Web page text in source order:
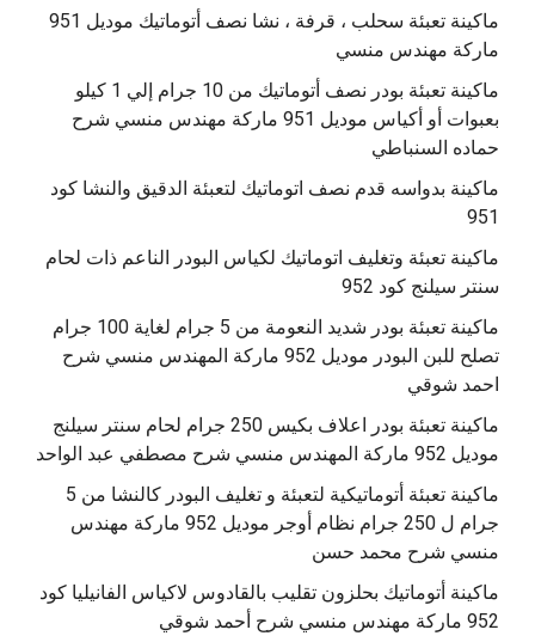
ماكينة تعبئة سحلب ، قرفة ، نشا نصف أتوماتيك موديل 951
ماركة مهندس منسي
ماكينة تعبئة بودر نصف أتوماتيك من 10 جرام إلي 1 كيلو
بعبوات أو أكياس موديل 951 ماركة مهندس منسي شرح
حماده السنباطي
ماكينة بدواسه قدم نصف اتوماتيك لتعبئة الدقيق والنشا كود
951
ماكينة تعبئة وتغليف اتوماتيك لكياس البودر الناعم ذات لحام
سنتر سيلنج كود 952
ماكينة تعبئة بودر شديد النعومة من 5 جرام لغاية 100 جرام
تصلح للبن البودر موديل 952 ماركة المهندس منسي شرح
احمد شوقي
ماكينة تعبئة بودر اعلاف بكيس 250 جرام لحام سنتر سيلنج
موديل 952 ماركة المهندس منسي شرح مصطفي عبد الواحد
ماكينة تعبئة أتوماتيكية لتعبئة و تغليف البودر كالنشا من 5
جرام ل 250 جرام نظام أوجر موديل 952 ماركة مهندس
منسي شرح محمد حسن
‫ماكينة أتوماتيك بحلزون تقليب بالقادوس لاكياس الفانيليا كود